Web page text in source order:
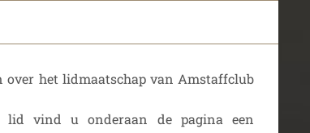
over het lidmaatschap van Amstaffclub
vind u onderaan de pagina een